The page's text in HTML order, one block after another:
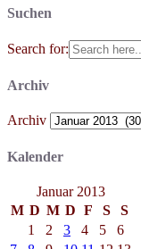
Suchen
Search for:
Archiv
Archiv
Kalender
Januar 2013
M D M D F S
S
1
2 3 4 5
6